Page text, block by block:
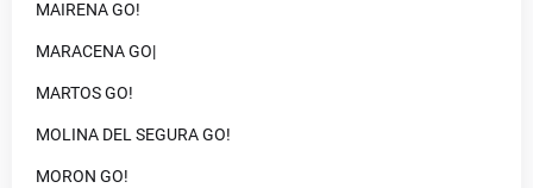
MAIRENA GO!
MARACENA GO|
MARTOS GO!
MOLINA DEL SEGURA GO!
MORON GO!